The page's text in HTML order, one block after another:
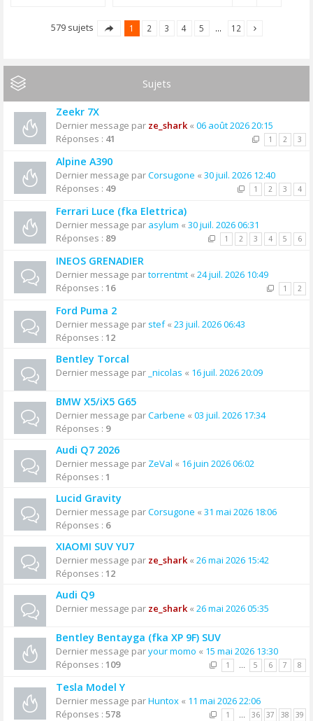
579 sujets 1 2 3 4 5 … 12
Sujets
Zeekr 7X
Dernier message par ze_shark« 06 août 2026 20:15
Réponses : 41 1 2 3
Alpine A390
Dernier message parCorsugone « 30 juil. 2026 12:40
Réponses : 49 1 2 3 4
Ferrari Luce (fka Elettrica)
Dernier message par asylum « 30 juil. 2026 06:31
Réponses : 89 1 2 3 4 5 6
INEOS GRENADIER
Dernier message partorrentmt « 24 juil. 2026 10:49
Réponses : 16 1 2
Ford Puma 2
Dernier message par stef« 23 juil. 2026 06:43
Réponses : 12
Bentley Torcal
Dernier message par _nicolas « 16 juil. 2026 20:09
BMW X5/iX5 G65
Dernier message parCarbene « 03 juil. 2026 17:34
Réponses : 9
Audi Q7 2026
Dernier message par ZeVal « 16 juin 2026 06:02
Réponses : 1
Lucid Gravity
Dernier message parCorsugone « 31 mai 2026 18:06
Réponses : 6
XIAOMI SUV YU7
Dernier message par ze_shark« 26 mai 2026 15:42
Réponses : 12
Audi Q9
Dernier message par ze_shark« 26 mai 2026 05:35
Bentley Bentayga (fka XP 9F) SUV
Dernier message paryour momo « 15 mai 2026 13:30
Réponses : 109 1 … 5 6 7 8
Tesla Model Y
Dernier message parHuntox « 11 mai 2026 22:06
Réponses : 578 1 … 36 37 38 39